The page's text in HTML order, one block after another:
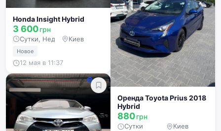
Honda Insight Hybrid
3 600грн
Сутки, Неделя, Месяц, Год
Киев
Новое
12 мая в 11:37
Оренда Toyota Prius 2018
Hybrid
880грн
Сутки Киев